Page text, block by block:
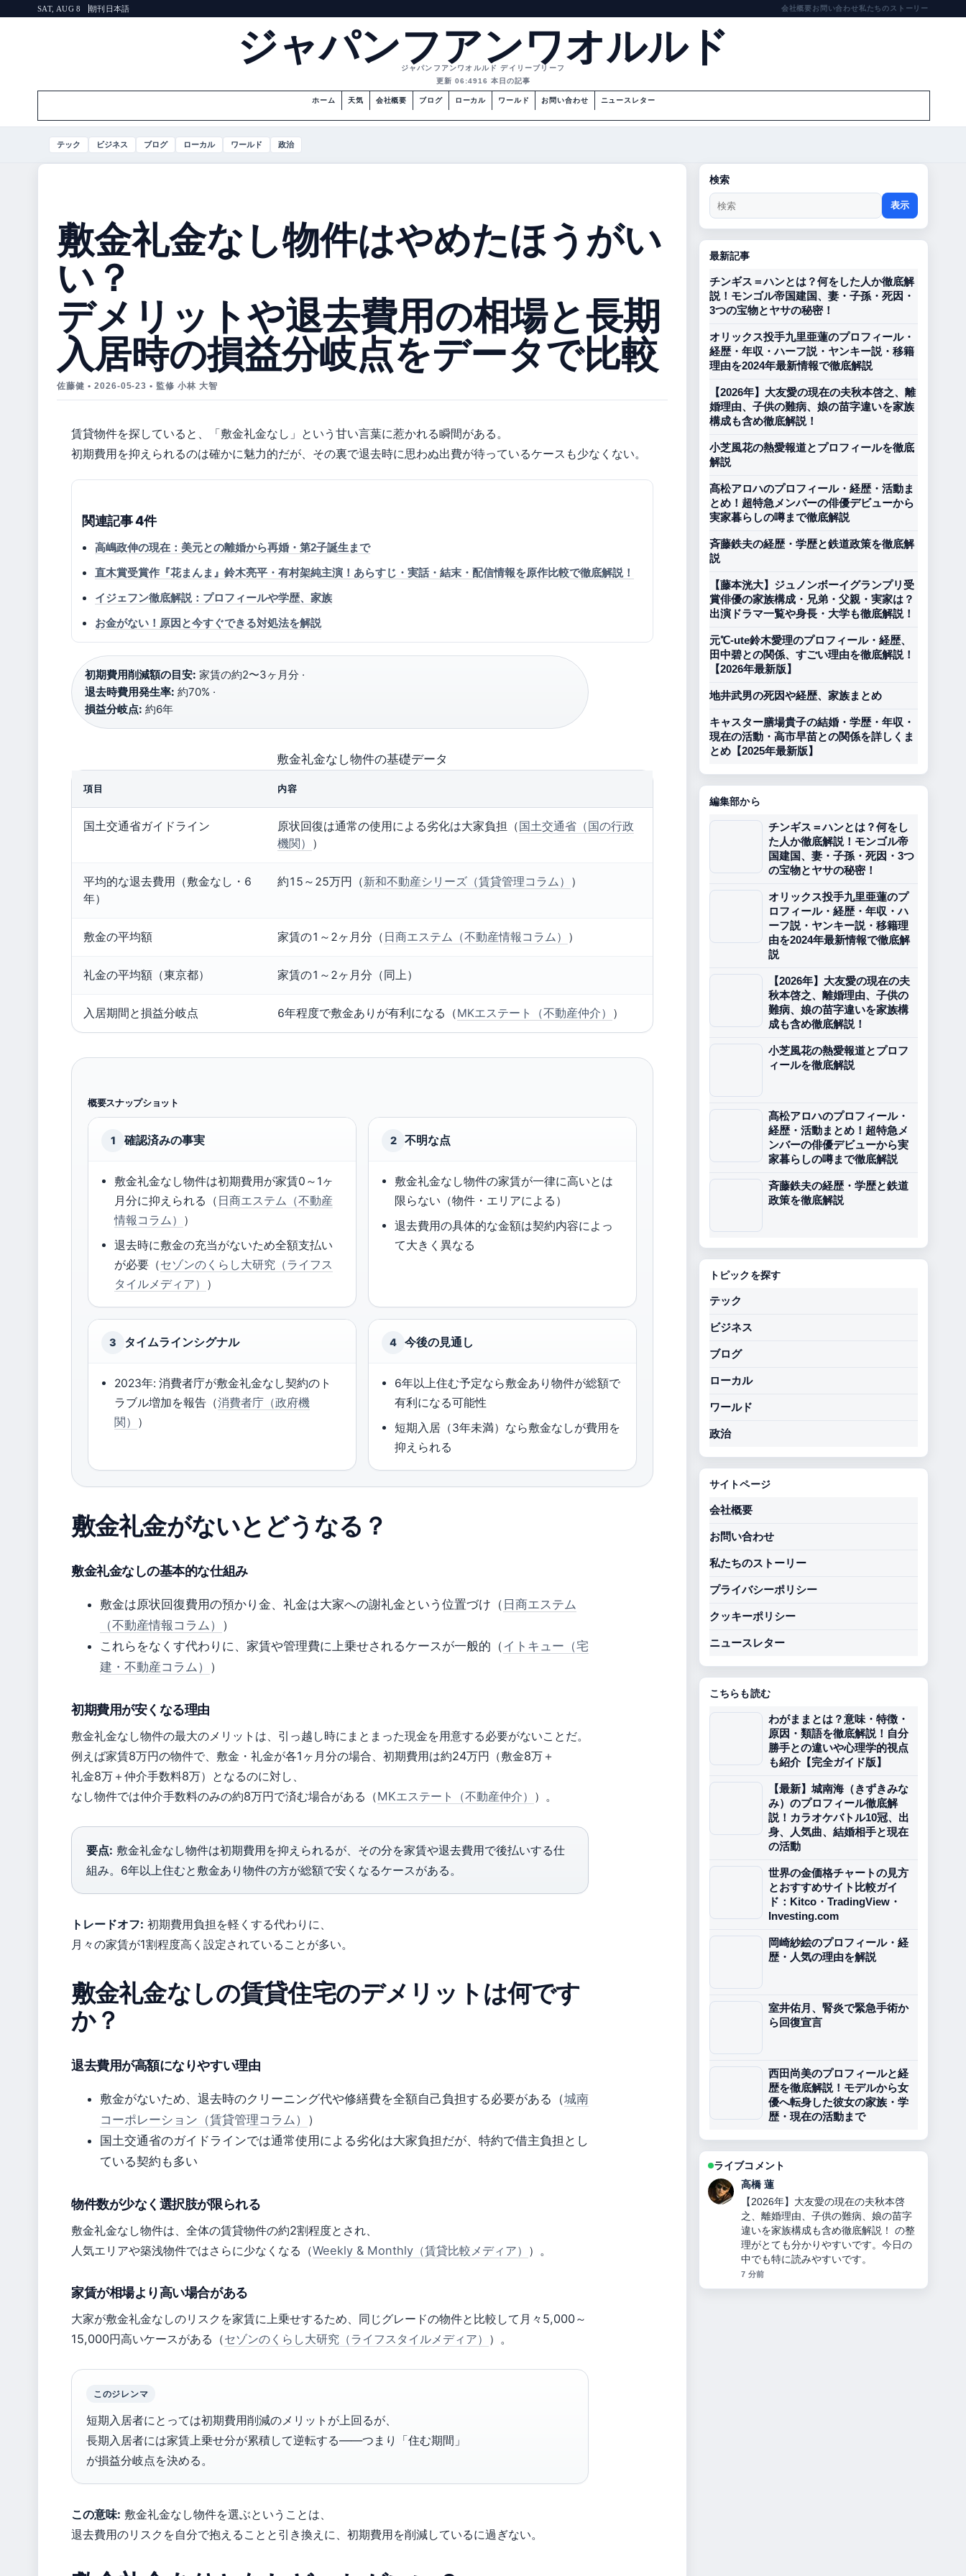
SAT, AUG 8 朝刊 日本語 会社概要お問い合わせ私たちのストーリー
ジャパンフアンワオルルド
ジャパンフアンワオルルド デイリーブリーフ
更新 06:4916 本日の記事
ホーム 天気 会社概要 ブログ ローカル ワールド お問い合わせ ニュースレター
テック ビジネス ブログ ローカル ワールド 政治
敷金礼金なし物件はやめたほうがい
い？
デメリットや退去費用の相場と長期
入居時の損益分岐点をデータで比較
佐藤健 • 2026-05-23 • 監修 小林 大智
賃貸物件を探していると、「敷金礼金なし」という甘い言葉に惹かれる瞬間がある。
初期費用を抑えられるのは確かに魅力的だが、その裏で退去時に思わぬ出費が待っているケースも少なくない。
関連記事 4件
高嶋政伸の現在：美元との離婚から再婚・第2子誕生まで
直木賞受賞作『花まんま』鈴木亮平・有村架純主演！あらすじ・実話・結末・配信情報を原作比較で徹底解説！
イジェフン徹底解説：プロフィールや学歴、家族
お金がない！原因と今すぐできる対処法を解説
初期費用削減額の目安: 家賃の約2〜3ヶ月分 ·
退去時費用発生率: 約70% ·
損益分岐点: 約6年
敷金礼金なし物件の基礎データ
項目 内容
国土交通省ガイドライン 原状回復は通常の使用による劣化は大家負担（国土交通省（国の行政
機関）
）
平均的な退去費用（敷金なし・6
年）
約15～25万円（新和不動産シリーズ（賃貸管理コラム） ）
敷金の平均額 家賃の1～2ヶ月分（ 日商エステム（不動産情報コラム） ）
礼金の平均額（東京都） 家賃の1～2ヶ月分（同上）
入居期間と損益分岐点 6年程度で敷金ありが有利になる（MKエステート（不動産仲介） ）
概要スナップショット
1 確認済みの事実
敷金礼金なし物件は初期費用が家賃0～1ヶ
月分に抑えられる（ 日商エステム（不動産
情報コラム） ）
退去時に敷金の充当がないため全額支払い
が必要（セゾンのくらし大研究（ライフス
タイルメディア） ）
2 不明な点
敷金礼金なし物件の家賃が一律に高いとは
限らない（物件・エリアによる）
退去費用の具体的な金額は契約内容によっ
て大きく異なる
3 タイムラインシグナル
2023年: 消費者庁が敷金礼金なし契約のト
ラブル増加を報告（消費者庁（政府機
関） ）
4 今後の見通し
6年以上住む予定なら敷金あり物件が総額で
有利になる可能性
短期入居（3年未満）なら敷金なしが費用を
抑えられる
敷金礼金がないとどうなる？
敷金礼金なしの基本的な仕組み
敷金は原状回復費用の預かり金、礼金は大家への謝礼金という位置づけ（ 日商エステム
（不動産情報コラム） ）
これらをなくす代わりに、家賃や管理費に上乗せされるケースが一般的（イトキュー（宅
建・不動産コラム） ）
初期費用が安くなる理由
敷金礼金なし物件の最大のメリットは、引っ越し時にまとまった現金を用意する必要がないことだ。
例えば家賃8万円の物件で、敷金・礼金が各1ヶ月分の場合、初期費用は約24万円（敷金8万＋
礼金8万＋仲介手数料8万）となるのに対し、
なし物件では仲介手数料のみの約8万円で済む場合がある（MKエステート（不動産仲介） ）。
要点: 敷金礼金なし物件は初期費用を抑えられるが、その分を家賃や退去費用で後払いする仕
組み。6年以上住むと敷金あり物件の方が総額で安くなるケースがある。
トレードオフ: 初期費用負担を軽くする代わりに、
月々の家賃が1割程度高く設定されていることが多い。
敷金礼金なしの賃貸住宅のデメリットは何です
か？
退去費用が高額になりやすい理由
敷金がないため、退去時のクリーニング代や修繕費を全額自己負担する必要がある（城南
コーポレーション（賃貸管理コラム） ）
国土交通省のガイドラインでは通常使用による劣化は大家負担だが、特約で借主負担とし
ている契約も多い
物件数が少なく選択肢が限られる
敷金礼金なし物件は、全体の賃貸物件の約2割程度とされ、
人気エリアや築浅物件ではさらに少なくなる（Weekly & Monthly（賃貸比較メディア） ）。
家賃が相場より高い場合がある
大家が敷金礼金なしのリスクを家賃に上乗せするため、同じグレードの物件と比較して月々5,000～
15,000円高いケースがある（セゾンのくらし大研究（ライフスタイルメディア） ）。
このジレンマ
短期入居者にとっては初期費用削減のメリットが上回るが、
長期入居者には家賃上乗せ分が累積して逆転する——つまり「住む期間」
が損益分岐点を決める。
この意味: 敷金礼金なし物件を選ぶということは、
退去費用のリスクを自分で抱えることと引き換えに、初期費用を削減しているに過ぎない。
検索
表示
最新記事
チンギス＝ハンとは？何をした人か徹底解
説！モンゴル帝国建国、妻・子孫・死因・
3つの宝物とヤサの秘密！
オリックス投手九里亜蓮のプロフィール・
経歴・年収・ハーフ説・ヤンキー説・移籍
理由を2024年最新情報で徹底解説
【2026年】大友愛の現在の夫秋本啓之、離
婚理由、子供の難病、娘の苗字違いを家族
構成も含め徹底解説！
小芝風花の熱愛報道とプロフィールを徹底
解説
髙松アロハのプロフィール・経歴・活動ま
とめ！超特急メンバーの俳優デビューから
実家暮らしの噂まで徹底解説
斉藤鉄夫の経歴・学歴と鉄道政策を徹底解
説
【藤本洸大】ジュノンボーイグランプリ受
賞俳優の家族構成・兄弟・父親・実家は？
出演ドラマ一覧や身長・大学も徹底解説！
元℃-ute鈴木愛理のプロフィール・経歴、
田中碧との関係、すごい理由を徹底解説！
【2026年最新版】
地井武男の死因や経歴、家族まとめ
キャスター膳場貴子の結婚・学歴・年収・
現在の活動・高市早苗との関係を詳しくま
とめ【2025年最新版】
編集部から
チンギス＝ハンとは？何をし
た人か徹底解説！モンゴル帝
国建国、妻・子孫・死因・3つ
の宝物とヤサの秘密！
オリックス投手九里亜蓮のプ
ロフィール・経歴・年収・ハ
ーフ説・ヤンキー説・移籍理
由を2024年最新情報で徹底解
説
【2026年】大友愛の現在の夫
秋本啓之、離婚理由、子供の
難病、娘の苗字違いを家族構
成も含め徹底解説！
小芝風花の熱愛報道とプロフ
ィールを徹底解説
髙松アロハのプロフィール・
経歴・活動まとめ！超特急メ
ンバーの俳優デビューから実
家暮らしの噂まで徹底解説
斉藤鉄夫の経歴・学歴と鉄道
政策を徹底解説
トピックを探す
テック
ビジネス
ブログ
ローカル
ワールド
政治
サイトページ
会社概要
お問い合わせ
私たちのストーリー
プライバシーポリシー
クッキーポリシー
ニュースレター
こちらも読む
わがままとは？意味・特徴・
原因・類語を徹底解説！自分
勝手との違いや心理学的視点
も紹介【完全ガイド版】
【最新】城南海（きずきみな
み）のプロフィール徹底解
説！カラオケバトル10冠、出
身、人気曲、結婚相手と現在
の活動
世界の金価格チャートの見方
とおすすめサイト比較ガイ
ド：Kitco・TradingView・
Investing.com
岡崎紗絵のプロフィール・経
歴・人気の理由を解説
室井佑月、腎炎で緊急手術か
ら回復宣言
西田尚美のプロフィールと経
歴を徹底解説！モデルから女
優へ転身した彼女の家族・学
歴・現在の活動まで
ライブコメント
佐藤 遥
チンギス＝ハンとは？何をした人か徹
底解説！モンゴル帝国建国、妻・子
孫・死因・3つの宝物とヤサの秘密！
を追っていますが、この解説は落ち着
いていて信頼できます。
9 分前